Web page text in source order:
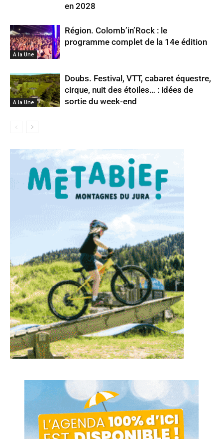
en 2028
A la Une
Région. Colomb’in’Rock : le
programme complet de la 14e édition
A la Une
Doubs. Festival, VTT, cabaret équestre,
cirque, nuit des étoiles… : idées de
sortie du week-end